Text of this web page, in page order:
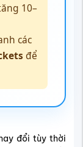
10–
các
để
đổi tùy thời